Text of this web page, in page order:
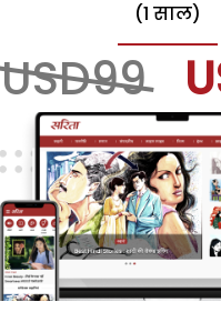
(1 साल)
USD99